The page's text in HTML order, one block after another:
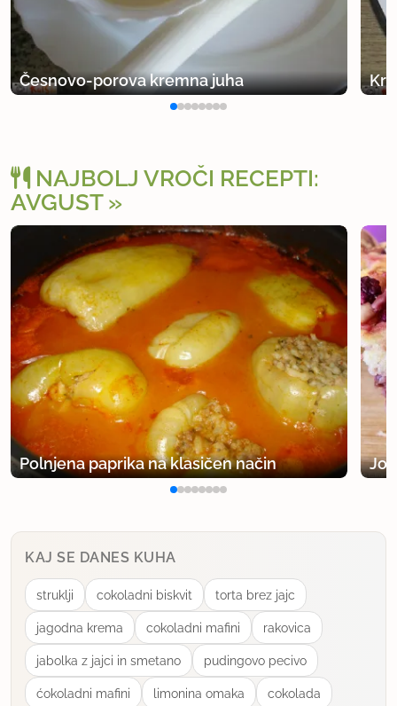
Česnovo-porova kremna juha
NAJBOLJ VROČI RECEPTI:
AVGUST
Polnjena paprika na klasičen način
KAJ SE DANES KUHA
struklji cokoladni biskvit torta brez jajc
jagodna krema cokoladni mafini rakovica
jabolka z jajci in smetano pudingovo pecivo
ćokoladni mafini limonina omaka cokolada